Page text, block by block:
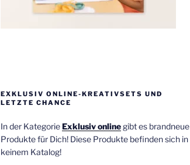
EXKLUSIV ONLINE-KREATIVSETS UND
LETZTE CHANCE
In der KategorieExklusiv onlinegibt es brandneue
Produkte für Dich! Diese Produkte befinden sich in
keinem Katalog!